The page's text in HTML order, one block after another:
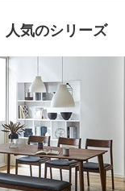
人気のシリーズ